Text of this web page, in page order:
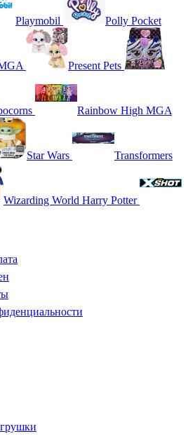
Playmobil Polly Pocket
Present Pets
Rainbow High MGA
Star Wars Transformers
Wizarding World Harry Potter